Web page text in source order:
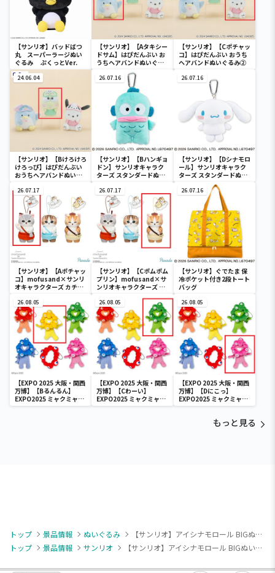
【サンリオ】バッドばつ
丸 スーパーラージぬい
ぐるみ ぷくっとVer.
【サンリオ】【Aタキシー
ドサム】はぴだんぶい お
うちヘアバンドぬいぐる
【サンリオ】【Cポチャッ
コ】はぴだんぶい おうち
ヘアバンドぬいぐるみ②
24.06.04
【サンリオ】【Bけろけろ
けろっぴ】はぴだんぶい
おうちヘアバンドぬいぐ
26.07.16
【サンリオ】【Bハンギョ
ドン】サンリオキャラク
ターズ スタンダードぬい
ース
26.07.16
【サンリオ】【Dシナモロ
ール】サンリオキャラク
ターズ スタンダードぬい
ぐるみリール付きパスケ
ース
26.07.17
【サンリオ】【Aポチャッ
コ】mofusand×サンリ
オキャラクターズ カチュ
26.07.17
【サンリオ】【Cポムポム
プリン】mofusand×サ
ンリオキャラクターズ カ
26.07.16
【サンリオ】ぐでたま 保
冷ポケット付き2段トート
バッグ
26.08.05
【EXPO 2025 大阪・関西
万博】【Bるんるん】
EXPO2025 ミャクミャク
カラフルゴム紐付きぬい
26.08.05
【EXPO 2025 大阪・関西
万博】【Cわーい】
EXPO2025 ミャクミャク
カラフルゴム紐付きぬい
26.08.05
【EXPO 2025 大阪・関西
万博】【Dにこっ】
EXPO2025 ミャクミャク
カラフルゴム紐付きぬい
もっと見る
トップ 景品情報 ぬいぐるみ
【サンリオ】アイシナモロール BIGぬいぐるみ
トップ
景品情報 サンリオ 【サンリオ】アイシナモロール BIGぬいぐるみ